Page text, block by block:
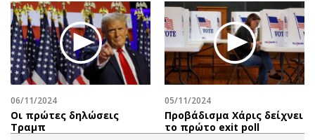
06/11/2024
Οι πρώτες δηλώσεις
Τραμπ
05/11/2024
Προβάδισμα Χάρις δείχνει
το πρώτο exit poll